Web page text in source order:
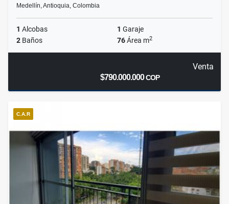
Medellín, Antioquia, Colombia
1 Alcobas 1 Garaje
2 Baños 76Área m2
Venta
$790.000.000COP
C.A.R